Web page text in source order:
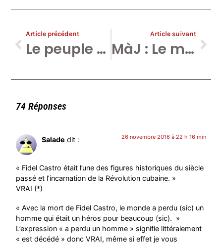
Article précédent
Le peuple est con.
Article suivant
MàJ : Le ministère de Céline Fremault invite AMICALEMENT un Français critique à « vivre à Paris. »
74 Réponses
Salade dit : 26 novembre 2016 à 22 h 16 min
« Fidel Castro était l’une des figures historiques du siècle
passé et l’incarnation de la Révolution cubaine. »
VRAI (*)
« Avec la mort de Fidel Castro, le monde a perdu (sic) un
homme qui était un héros pour beaucoup (sic). »
L’expression « a perdu un homme » signifie littéralement
« est décédé » donc VRAI, même si effet je vous